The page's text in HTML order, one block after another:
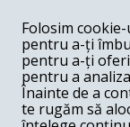
COMENTARII
Nume
Email
Folosim
pentru a-ți
pentru a-ți
pentru a
Înainte de a
te rugăm să